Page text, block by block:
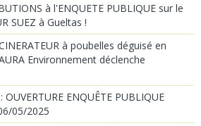
à l'ENQUETE PUBLIQUE sur le
SUEZ à Gueltas !
à poubelles déguisé en
Environnement déclenche
OUVERTURE ENQUÊTE PUBLIQUE
05/2025